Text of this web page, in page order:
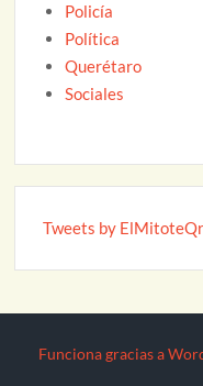
Policía
Política
Querétaro
Sociales
Tweets by
Funciona gracias a